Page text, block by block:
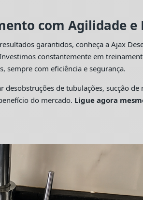
com Agilidade e
garantidos, conheça a Ajax
constantemente em
sempre com eficiência e segurança.
de tubulações, sucção de
do mercado. Ligue agora